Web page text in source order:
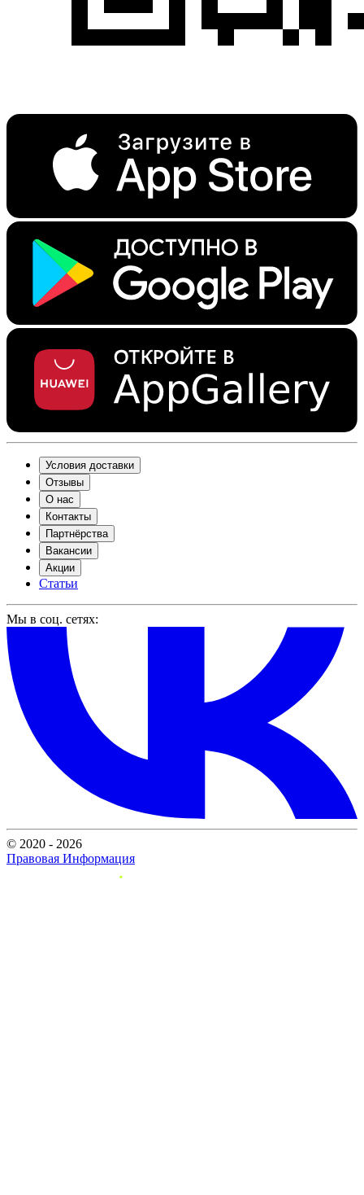
Условия доставки
Отзывы
О нас
Контакты
Партнёрства
Вакансии
Акции
Статьи
Мы в соц. сетях:
© 2020 - 2026
Правовая Информация